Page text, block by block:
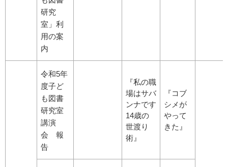
研究
室」利
用の案
内
令和5年
度子ど
も図書
研究室
講演
会 報
告
『私の職
場はサバ
ンナです
14歳の
世渡り
術』
『コブ
シメが
やって
きた』